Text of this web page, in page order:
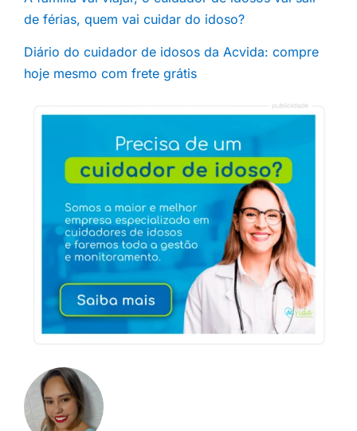
de férias, quem vai cuidar do idoso?
Diário do cuidador de idosos da Acvida: compre
hoje mesmo com frete grátis